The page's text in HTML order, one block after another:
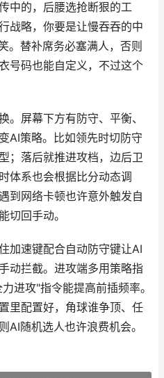
中的，后腰选抢断狠的工
战略，你要是让慢吞吞的中
。替补席务必塞满人，否则
号码也能自定义，不过这个
。屏幕下方有防守、平衡、
AI策略。比如领先时切防守
；落后就推进攻档，边后卫
体系也会根据比分动态调
到网络卡顿也许意外触发自
切回手动。
加速键配合自动防守键让AI
动拦截。进攻端多用策略指
进攻"指令能提高前插频率。
里配置好，角球谁争顶、任
AI随机选人也许浪费机会。